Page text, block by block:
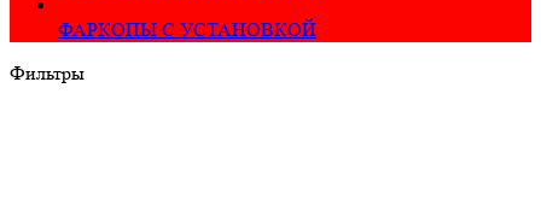
ФАРКОПЫ С УСТАНОВКОЙ
Фильтры